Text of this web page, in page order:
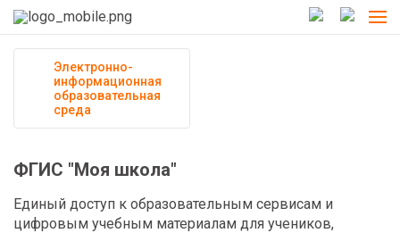
Электронно-
информационная
образовательная
среда
ФГИС "Моя школа"
Единый доступ к образовательным сервисам и
цифровым учебным материалам для учеников,